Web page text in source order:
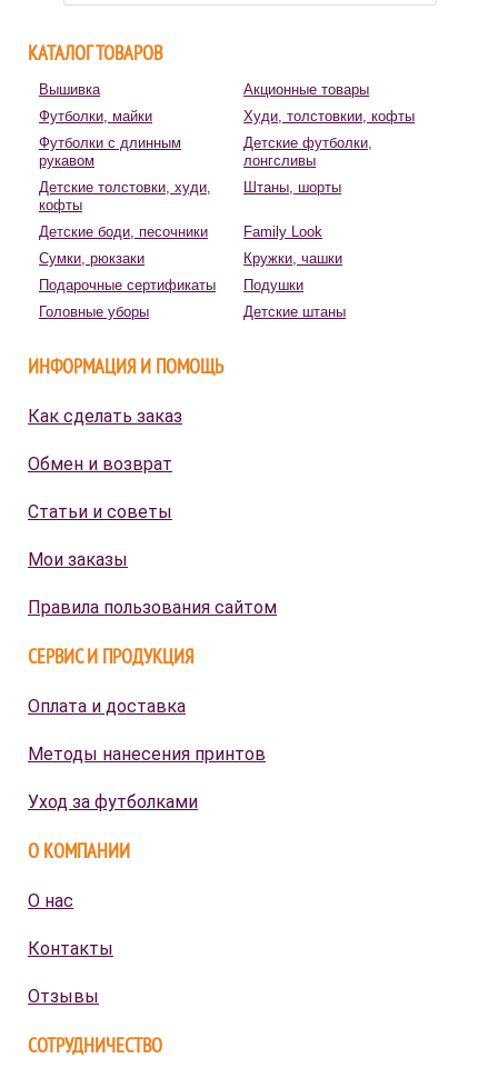
КАТАЛОГ ТОВАРОВ
Вышивка
Акционные товары
Футболки, майки
Худи, толстовкии, кофты
Футболки с длинным
рукавом
Детские футболки,
лонгсливы
Детские толстовки, худи,
кофты
Штаны, шорты
Детские боди, песочники
Family Look
Сумки, рюкзаки
Кружки, чашки
Подарочные сертификаты
Подушки
Головные уборы
Детские штаны
ИНФОРМАЦИЯ И ПОМОЩЬ
Как сделать заказ
Обмен и возврат
Статьи и советы
Мои заказы
Правила пользования сайтом
СЕРВИС И ПРОДУКЦИЯ
Оплата и доставка
Методы нанесения принтов
Уход за футболками
О КОМПАНИИ
О нас
Контакты
Отзывы
СОТРУДНИЧЕСТВО